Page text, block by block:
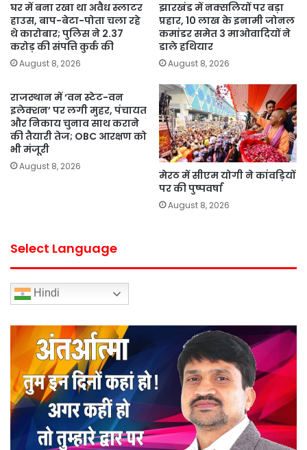
घर में बना रखा था अवैध स्लाटर
हाउस, बाप-बेटा-पोता चला रहे
थे कारोबार; पुलिस ने 2.37
करोड़ की संपत्ति कुर्क की
August 8, 2026
झारखंड में नक्सलियों पर बड़ा
प्रहार, 10 लाख के इनामी जोनल
कमांडर समेत 3 माओवादियों ने
डाले हथियार
August 8, 2026
राजस्थान में ‘वन स्टेट-वन
इलेक्शन’ पर लगी मुहर, पंचायत
और निकाय चुनाव साथ कराने
की तैयारी तेज; OBC आरक्षण को
भी मंजूरी
August 8, 2026
मेरठ में सीएम योगी ने कांवड़ियों
पर की पुष्पवर्षा
August 8, 2026
Select Language
Hindi